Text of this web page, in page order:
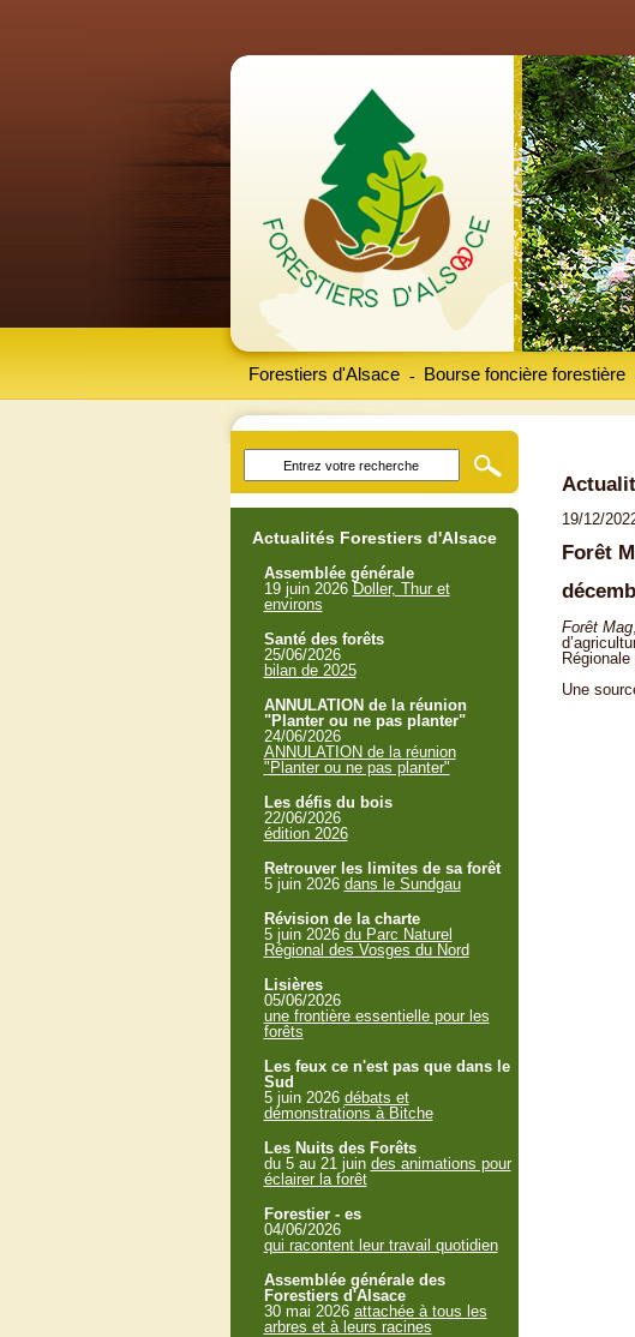
Forestiers d'Alsace Bourse foncière forestière
-
19/12/
Forêt
Forêt Mag
Une
Actualités Forestiers d'Alsace
Assemblée générale
19 juin 2026 Doller, Thur et
environs
Santé des forêts
25/06/2026
bilan de 2025
ANNULATION de la réunion
"Planter ou ne pas planter"
24/06/2026
ANNULATION de la réunion
"Planter ou ne pas planter"
Les défis du bois
22/06/2026
édition 2026
Retrouver les limites de sa forêt
5 juin 2026 dans le Sundgau
Révision de la charte
5 juin 2026 du Parc Naturel
Régional des Vosges du Nord
Lisières
05/06/2026
une frontière essentielle pour les
forêts
Les feux ce n'est pas que dans le
Sud
5 juin 2026 débats et
démonstrations à Bitche
Les Nuits des Forêts
du 5 au 21 juin des animations pour
éclairer la forêt
Forestier - es
04/06/2026
qui racontent leur travail quotidien
Assemblée générale des
Forestiers d'Alsace
30 mai 2026 attachée à tous les
arbres et à leurs racines